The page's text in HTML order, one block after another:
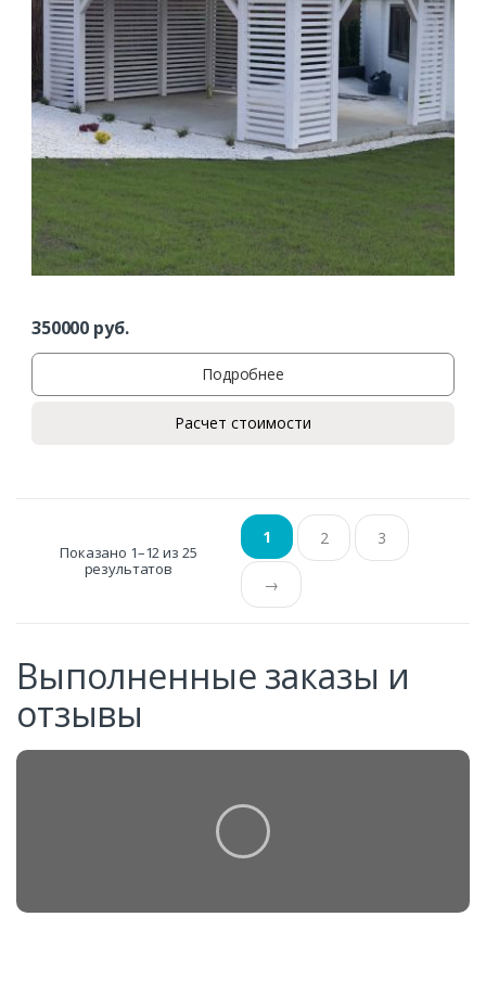
350000 руб.
Подробнее
Расчет стоимости
Показано 1–12 из 25
результатов
1 2 3
→
Выполненные заказы и
отзывы